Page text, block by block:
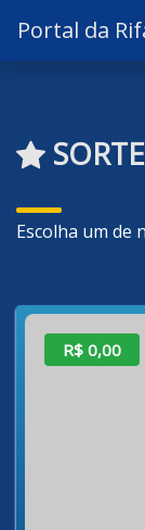
Portal da
Escolha um de
R$ 0,00